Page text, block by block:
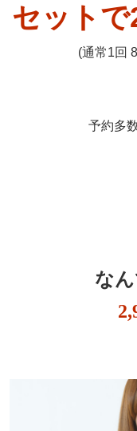
セットで
(通常1回
予約多
な